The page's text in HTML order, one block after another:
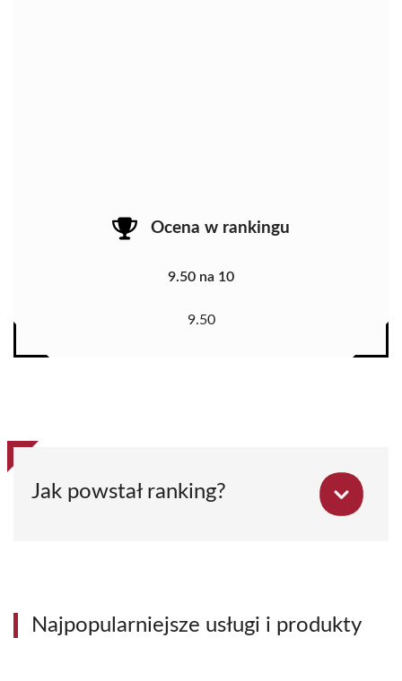
Ocena w rankingu
9.50 na 10
9.50
Jak powstał ranking?
Najpopularniejsze usługi i produkty